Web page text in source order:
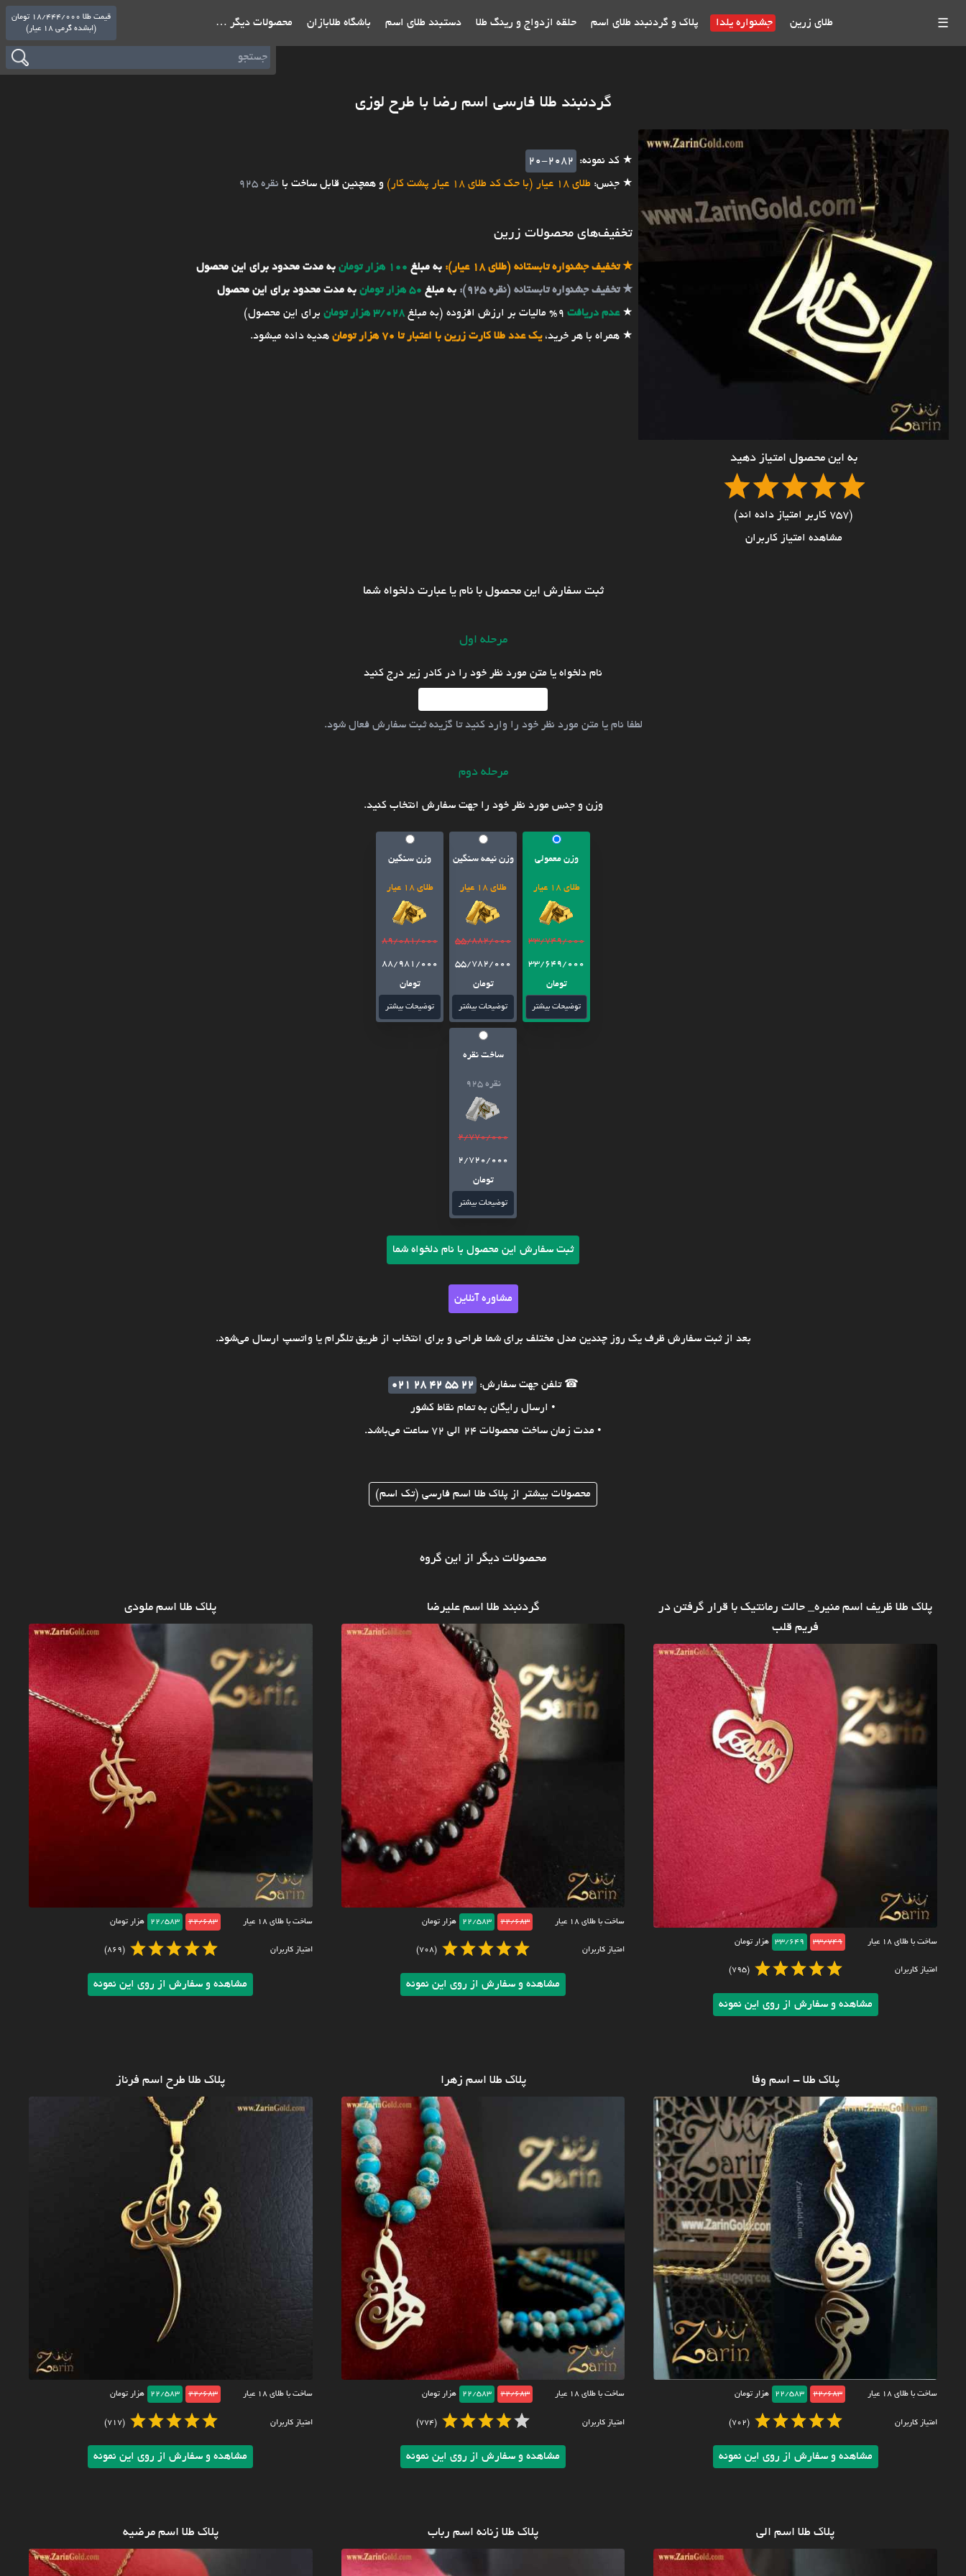
☰ طلای زرین جشنواره یلدا پلاک و گردنبند طلای اسم حلقه ازدواج و رینگ طلا دستبند طلای اسم باشگاه طلابازان محصولات دیگر …
قیمت طلا 18/444/000 تومان
(ابشده گرمی 18 عیار)
گردنبند طلا فارسی اسم رضا با طرح لوزی
به این محصول امتیاز دهید
(757 کاربر امتیاز داده اند)
مشاهده امتیاز کاربران
★ کد نمونه:
20-2082
★ جنس: طلای 18 عیار (با حک کد طلای 18 عیار پشت کار) و همچنین قابل ساخت با نقره 925
تخفیف‌های محصولات زرین
★تخفیف جشنواره تابستانه (طلای 18 عیار): به مبلغ 100 هزار تومان
به مدت محدود برای این محصول
★تخفیف جشنواره تابستانه (نقره 925): به مبلغ 50 هزار تومان
به مدت محدود برای این محصول
★عدم دریافت 9% مالیات بر ارزش افزوده (به مبلغ 3/028 هزار تومان
برای این محصول)
★ همراه با هر خرید،یک عدد طلا کارت زرین با اعتبار تا 70 هزار تومان هدیه داده میشود.
ثبت سفارش این محصول با نام یا عبارت دلخواه شما
مرحله اول
نام دلخواه یا متن مورد نظر خود را در کادر زیر درج کنید
لطفا نام یا متن مورد نظر خود را وارد کنید تا گزینه ثبت سفارش فعال شود.
مرحله دوم
وزن و جنس مورد نظر خود را جهت سفارش انتخاب کنید.
وزن معمولی
طلای 18 عیار
33/749/000
33/649/000
تومان
توضیحات بیشتر
وزن نیمه سنگین
طلای 18 عیار
55/882/000
55/782/000
تومان
توضیحات بیشتر
وزن سنگین
طلای 18 عیار
89/081/000
88/981/000
تومان
توضیحات بیشتر
ساخت نقره
نقره 925
2/770/000
2/720/000
تومان
توضیحات بیشتر
ثبت سفارش این محصول با نام دلخواه شما
مشاوره آنلاین
بعد از ثبت سفارش ظرف یک روز چندین مدل مختلف برای شما طراحی و برای انتخاب از طریق تلگرام یا واتسپ ارسال می‌شود.
☎ تلفن جهت سفارش:
021 28 42 55 22
• ارسال رایگان به تمام نقاط کشور
• مدت زمان ساخت محصولات 24 الی 72 ساعت می‌باشد.
محصولات بیشتر از پلاک طلا اسم فارسی (تک اسم)
محصولات دیگر از این گروه
پلاک طلا ظریف اسم منیره_ حالت رمانتیک با قرار گرفتن در
فریم قلب
ساخت با طلای ۱۸ عیار 33/749
33/649 هزار تومان
امتیاز کاربران (795)
مشاهده و سفارش از روی این نمونه
گردنبند طلا اسم علیرضا
ساخت با طلای ۱۸ عیار 22/683
22/583 هزار تومان
امتیاز کاربران (708)
مشاهده و سفارش از روی این نمونه
پلاک طلا اسم ملودی
ساخت با طلای ۱۸ عیار 22/683
22/583 هزار تومان
امتیاز کاربران (869)
مشاهده و سفارش از روی این نمونه
پلاک طلا - اسم وفا
ساخت با طلای ۱۸ عیار 22/683
22/583 هزار تومان
امتیاز کاربران (702)
مشاهده و سفارش از روی این نمونه
پلاک طلا اسم زهرا
ساخت با طلای ۱۸ عیار 22/683
22/583 هزار تومان
امتیاز کاربران (774)
مشاهده و سفارش از روی این نمونه
پلاک طلا طرح اسم فرناز
ساخت با طلای ۱۸ عیار 22/683
22/583 هزار تومان
امتیاز کاربران (717)
مشاهده و سفارش از روی این نمونه
پلاک طلا اسم الی پلاک طلا زنانه اسم رباب پلاک طلا اسم مرضیه